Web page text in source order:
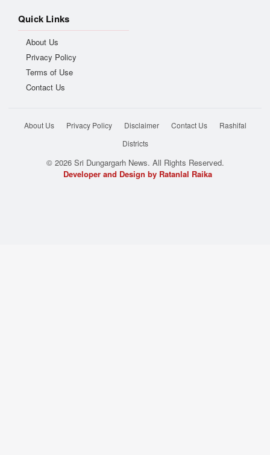
Quick Links
About Us
Privacy Policy
Terms of Use
Contact Us
About Us Privacy Policy Disclaimer Contact Us
Rashifal
Districts
© 2026 Sri Dungargarh News. All Rights Reserved.
Developer and Design by Ratanlal Raika